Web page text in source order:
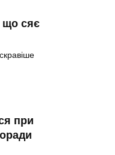
що сяє
при